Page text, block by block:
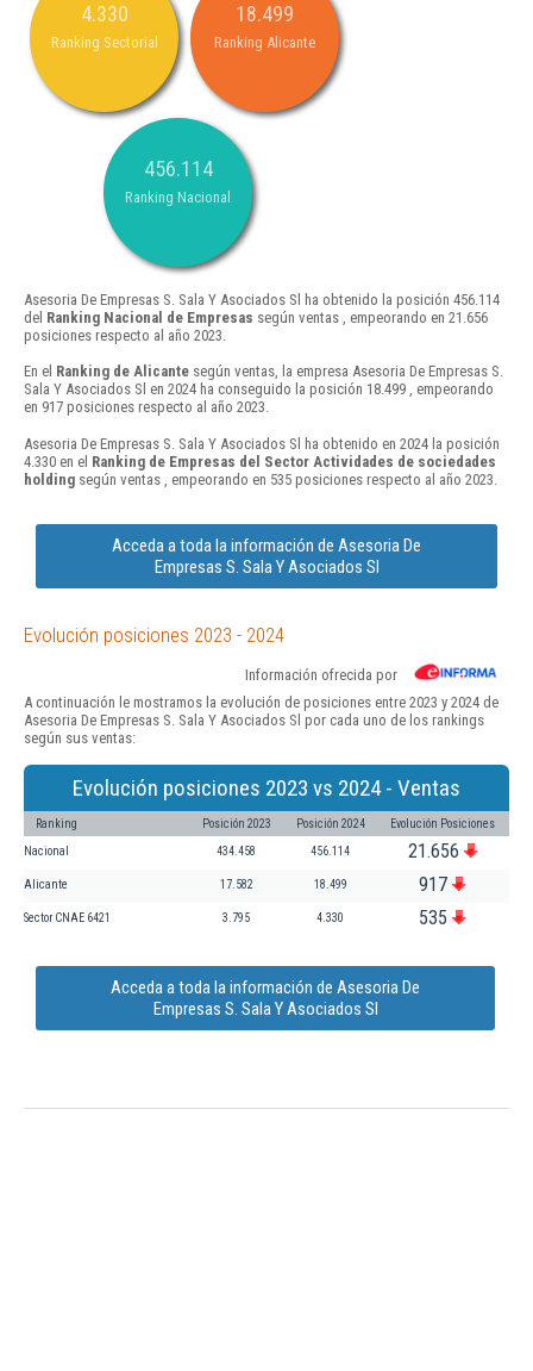
4.330
Ranking Sectorial
18.499
Ranking Alicante
456.114
Ranking Nacional
Asesoria De Empresas S. Sala Y Asociados Sl ha obtenido la posición 456.114
del Ranking Nacional de Empresas según ventas , empeorando en 21.656
posiciones respecto al año 2023.
En el Ranking de Alicante según ventas, la empresa Asesoria De Empresas S.
Sala Y Asociados Sl en 2024 ha conseguido la posición 18.499 , empeorando
en 917 posiciones respecto al año 2023.
Asesoria De Empresas S. Sala Y Asociados Sl ha obtenido en 2024 la posición
4.330 en el Ranking de Empresas del Sector Actividades de sociedades
holding según ventas , empeorando en 535 posiciones respecto al año 2023.
Acceda a toda la información de Asesoria De
Empresas S. Sala Y Asociados Sl
Evolución posiciones 2023 - 2024
Información ofrecida por
A continuación le mostramos la evolución de posiciones entre 2023 y 2024 de
Asesoria De Empresas S. Sala Y Asociados Sl por cada uno de los rankings
según sus ventas:
Evolución posiciones 2023 vs 2024 - Ventas
Ranking Posición 2023 Posición 2024 Evolución Posiciones
Nacional 434.458 456.114 21.656
Alicante 17.582 18.499 917
Sector CNAE 6421 3.795 4.330 535
Acceda a toda la información de Asesoria De
Empresas S. Sala Y Asociados Sl